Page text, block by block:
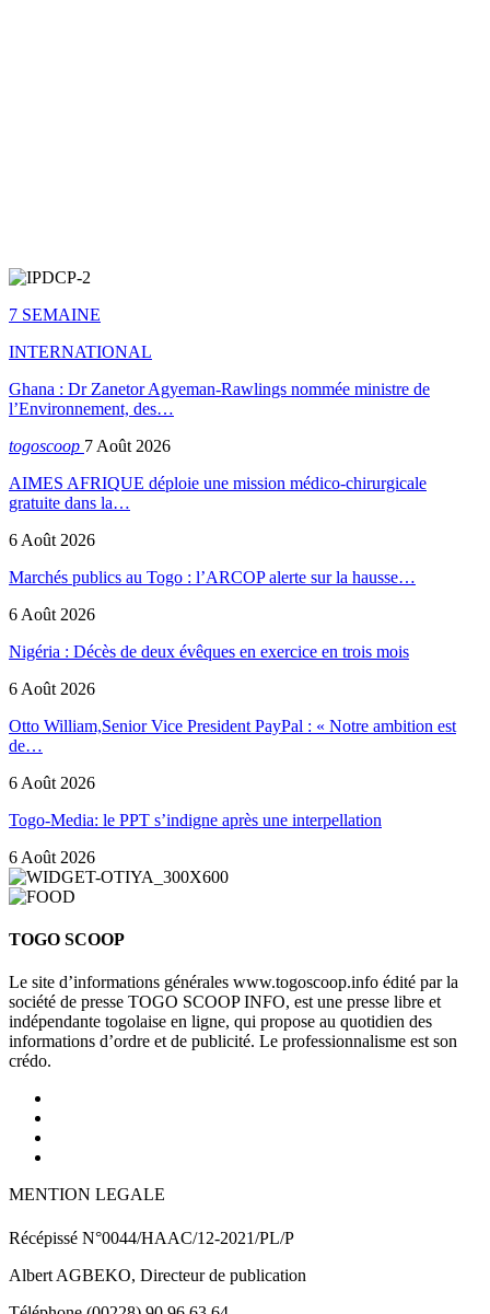
7 SEMAINE
INTERNATIONAL
Ghana : Dr Zanetor Agyeman-Rawlings nommée ministre de
l’Environnement, des…
togoscoop 7 Août 2026
AIMES AFRIQUE déploie une mission médico-chirurgicale
gratuite dans la…
6 Août 2026
Marchés publics au Togo : l’ARCOP alerte sur la hausse…
6 Août 2026
Nigéria : Décès de deux évêques en exercice en trois mois
6 Août 2026
Otto William,Senior Vice President PayPal : « Notre ambition est
de…
6 Août 2026
Togo-Media: le PPT s’indigne après une interpellation
6 Août 2026
TOGO SCOOP
Le site d’informations générales www.togoscoop.info édité par la
société de presse TOGO SCOOP INFO, est une presse libre et
indépendante togolaise en ligne, qui propose au quotidien des
informations d’ordre et de publicité. Le professionnalisme est son
crédo.
MENTION LEGALE
Récépissé N°0044/HAAC/12-2021/PL/P
Albert AGBEKO, Directeur de publication